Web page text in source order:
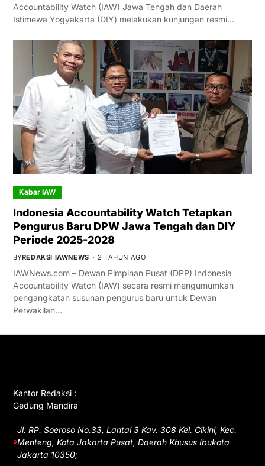
Accountability Watch (IAW) Jawa Tengah dan Daerah
Istimewa Yogyakarta (DIY) melakukan kunjungan resmi…
Kabar IAW
Indonesia Accountability Watch Tetapkan
Pengurus Baru DPW Jawa Tengah dan DIY
Periode 2025-2028
BYREDAKSI IAWNEWS 2 TAHUN AGO
IAWNews.com – Dewan Pimpinan Pusat (DPP) Indonesia
Accountability Watch (IAW) secara resmi mengumumkan
pengangkatan susunan pengurus baru untuk Dewan
Perwakilan…
Kantor Redaksi :
Gedung Mandira
Jl. RP. Soeroso No.33, Lantai 3 Kav. 308 Kel. Cikini, Kec.
Menteng, Kota Jakarta Pusat, Daerah Khusus Ibukota
Jakarta 10350;